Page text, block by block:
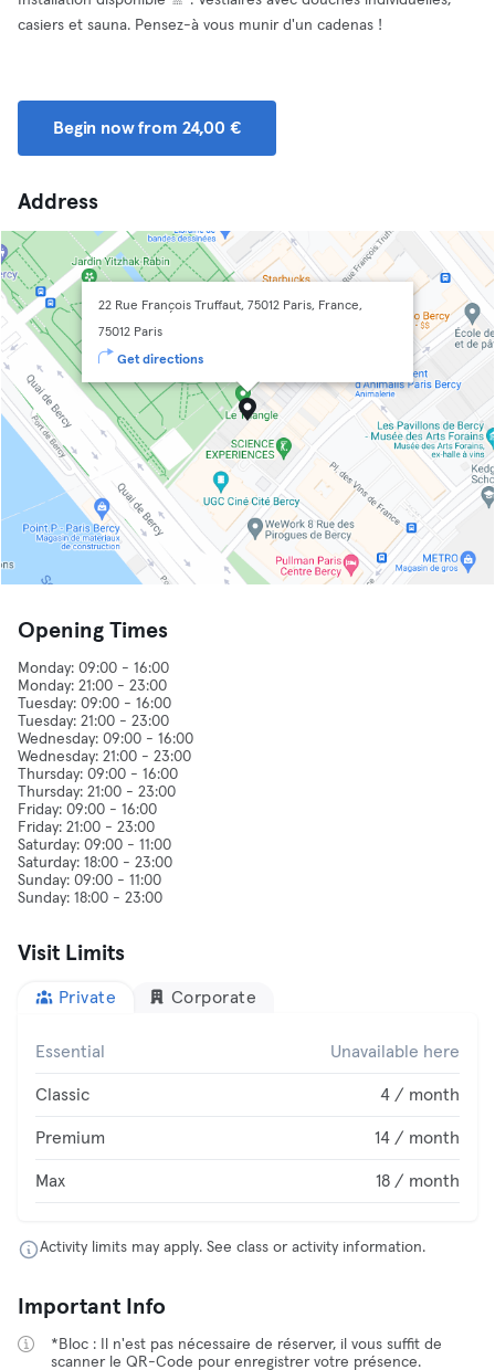
casiers et sauna. Pensez-à vous munir d'un cadenas !
Begin now from 24,00 €
Address
22 Rue François Truffaut, 75012 Paris, France,
75012 Paris
Get directions
Opening Times
Monday: 09:00 - 16:00
Monday: 21:00 - 23:00
Tuesday: 09:00 - 16:00
Tuesday: 21:00 - 23:00
Wednesday: 09:00 - 16:00
Wednesday: 21:00 - 23:00
Thursday: 09:00 - 16:00
Thursday: 21:00 - 23:00
Friday: 09:00 - 16:00
Friday: 21:00 - 23:00
Saturday: 09:00 - 11:00
Saturday: 18:00 - 23:00
Sunday: 09:00 - 11:00
Visit Limits
Private Corporate
Essential Unavailable here
Classic 4 / month
Premium 14 / month
Max 18 / month
Activity limits may apply. See class or activity information.
Important Info
*Bloc : Il n'est pas nécessaire de réserver, il vous suffit de
scanner le QR-Code pour enregistrer votre présence.